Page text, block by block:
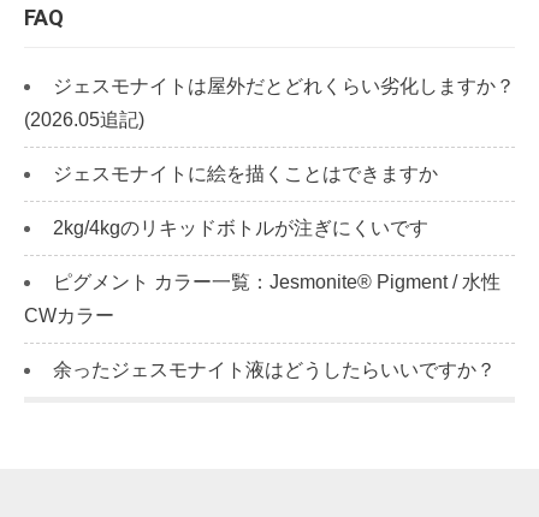
FAQ
ジェスモナイトは屋外だとどれくらい劣化しますか？
(2026.05追記)
ジェスモナイトに絵を描くことはできますか
2kg/4kgのリキッドボトルが注ぎにくいです
ピグメント カラー一覧：Jesmonite® Pigment / 水性
CWカラー
余ったジェスモナイト液はどうしたらいいですか？